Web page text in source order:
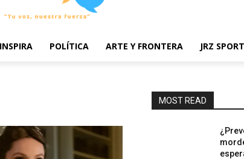
POLÍTICA ARTE Y FRONTERA JRZ
MOST READ